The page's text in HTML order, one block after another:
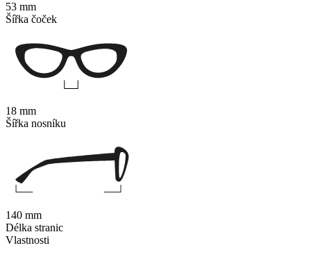
Vlastnosti
53 mm
Šířka čoček
18 mm
Šířka nosníku
140 mm
Délka stranic